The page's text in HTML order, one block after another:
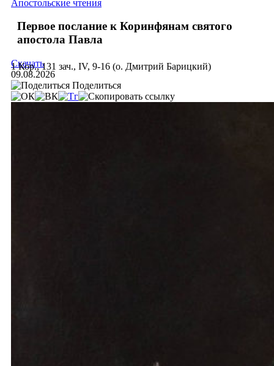
Апостольские чтения
Первое послание к Коринфянам святого
апостола Павла
1 Кор., 131 зач., IV, 9-16 (о. Дмитрий Барицкий)
Скачать
09.08.2026
Поделиться